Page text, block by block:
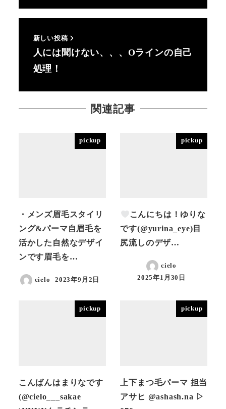
新しい投稿
人には聞けない、、、Oラインの自己
処理！
関連記事
pickup
・メンズ眉毛スタイリ
ング&パーマ自眉毛を
活かした自然なデザイ
ンです眉毛を…
cielo
投稿日
2023年9月2日
pickup
こんにちは！ゆりな
です(@yurina_eye)目
尻流しのデザ…
cielo
投稿日
2025年1月30日
pickup
こんばんはまりなです
(@cielo___sakae
pickup
上下まつ毛パーマ 担当
アサヒ @ashash.na ▷